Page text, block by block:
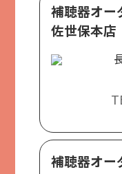
補聴器オ
佐世保本店
補聴器オ